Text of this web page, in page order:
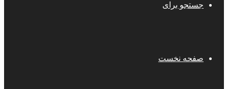
جستجو برای
صفحه نخست